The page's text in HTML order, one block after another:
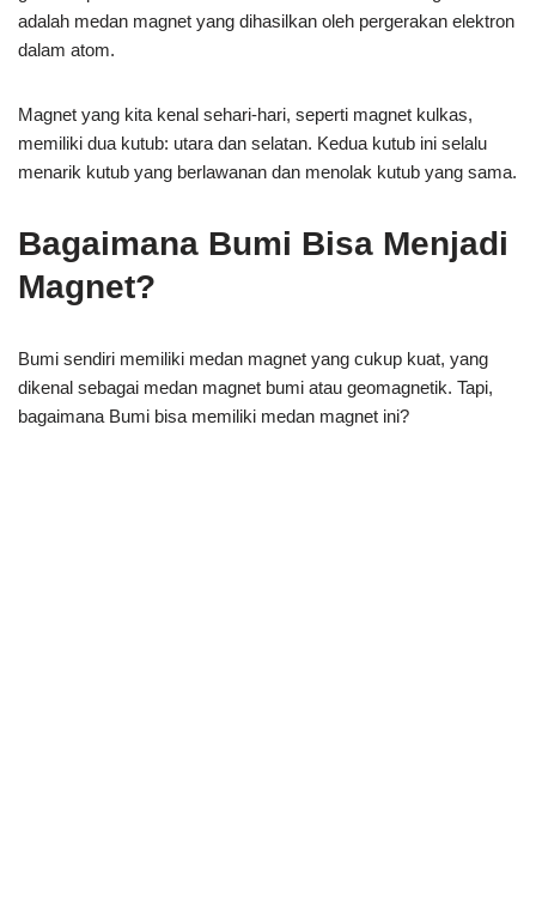
adalah medan magnet yang dihasilkan oleh pergerakan elektron
dalam atom.
Magnet yang kita kenal sehari-hari, seperti magnet kulkas,
memiliki dua kutub: utara dan selatan. Kedua kutub ini selalu
menarik kutub yang berlawanan dan menolak kutub yang sama.
Bagaimana Bumi Bisa Menjadi
Magnet?
Bumi sendiri memiliki medan magnet yang cukup kuat, yang
dikenal sebagai medan magnet bumi atau geomagnetik. Tapi,
bagaimana Bumi bisa memiliki medan magnet ini?